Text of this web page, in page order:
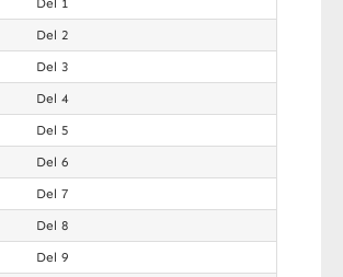
Del 1
Del 2
Del 3
Del 4
Del 5
Del 6
Del 7
Del 8
Del 9